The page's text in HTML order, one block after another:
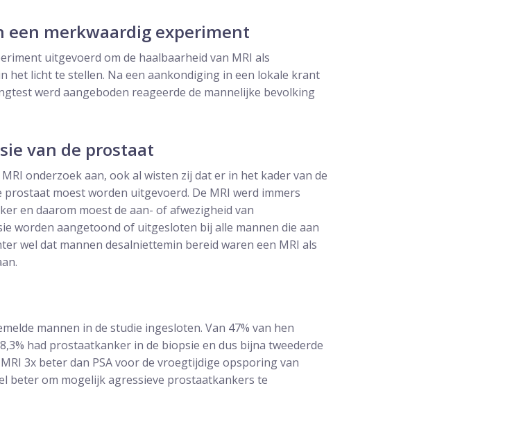
een merkwaardig experiment
uitgevoerd om de haalbaarheid van MRI als
licht te stellen. Na een aankondiging in een lokale krant
werd aangeboden reageerde de mannelijke bevolking
van de prostaat
onderzoek aan, ook al wisten zij dat er in het kader van de
moest worden uitgevoerd. De MRI werd immers
en daarom moest de aan- of afwezigheid van
worden aangetoond of uitgesloten bij alle mannen die aan
wel dat mannen desalniettemin bereid waren een MRI als
mannen in de studie ingesloten. Van 47% van hen
had prostaatkanker in de biopsie en dus bijna tweederde
3x beter dan PSA voor de vroegtijdige opsporing van
beter om mogelijk agressieve prostaatkankers te